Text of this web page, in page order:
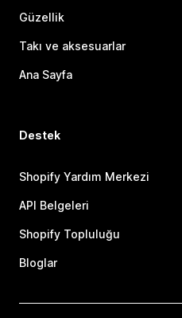
Güzellik
Takı ve aksesuarlar
Ana Sayfa
Destek
Shopify Yardım Merkezi
API Belgeleri
Shopify Topluluğu
Bloglar